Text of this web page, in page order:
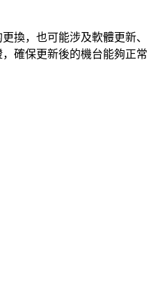
換，也可能涉及軟體更新、
確保更新後的機台能夠正常